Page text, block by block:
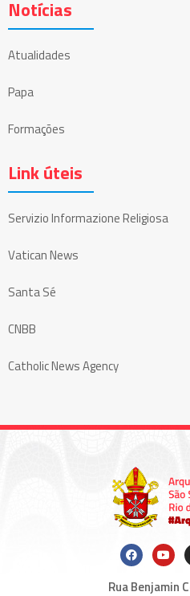
Notícias
Atualidades
Papa
Formações
Link úteis
Servizio Informazione Religiosa
Vatican News
Santa Sé
CNBB
Catholic News Agency
Rua Benjamin